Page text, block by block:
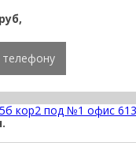
телефону
кор2 под №1 офис